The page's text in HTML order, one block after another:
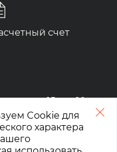
счет
д. 15 стр.10
Cookie для
характера